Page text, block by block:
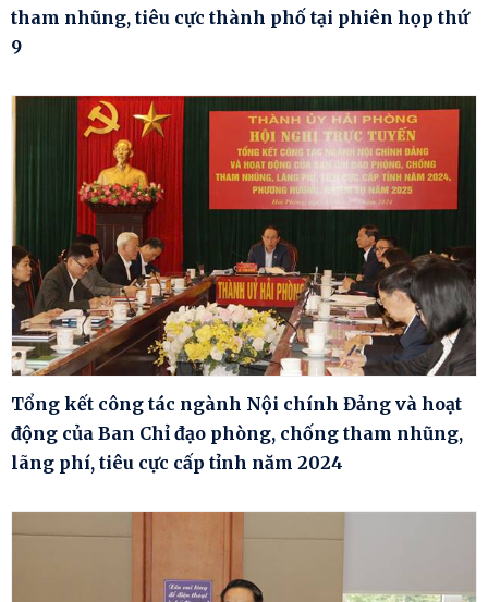
tham nhũng, tiêu cực thành phố tại phiên họp thứ
9
Tổng kết công tác ngành Nội chính Đảng và hoạt
động của Ban Chỉ đạo phòng, chống tham nhũng,
lãng phí, tiêu cực cấp tỉnh năm 2024